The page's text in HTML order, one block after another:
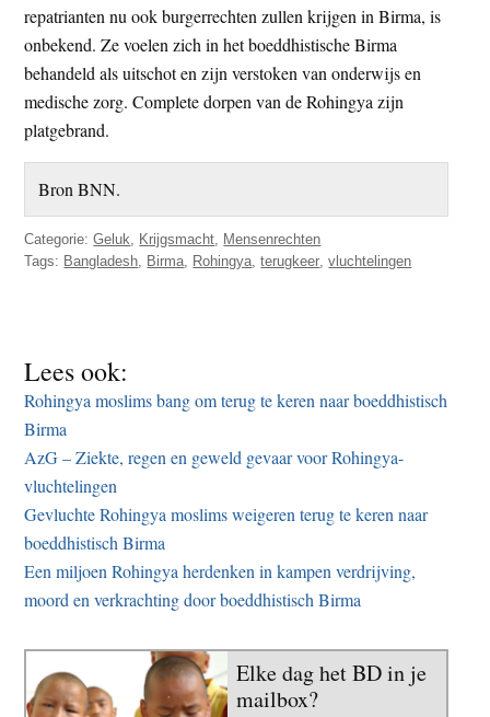
repatrianten nu ook burgerrechten zullen krijgen in Birma, is
onbekend. Ze voelen zich in het boeddhistische Birma
behandeld als uitschot en zijn verstoken van onderwijs en
medische zorg. Complete dorpen van de Rohingya zijn
platgebrand.
Bron BNN.
Categorie:Geluk, Krijgsmacht, Mensenrechten
Tags: Bangladesh, Birma, Rohingya,terugkeer,vluchtelingen
Lees ook:
Rohingya moslims bang om terug te keren naar boeddhistisch
Birma
AzG – Ziekte, regen en geweld gevaar voor Rohingya-
vluchtelingen
Gevluchte Rohingya moslims weigeren terug te keren naar
boeddhistisch Birma
Een miljoen Rohingya herdenken in kampen verdrijving,
moord en verkrachting door boeddhistisch Birma
Elke dag het BD in je
mailbox?